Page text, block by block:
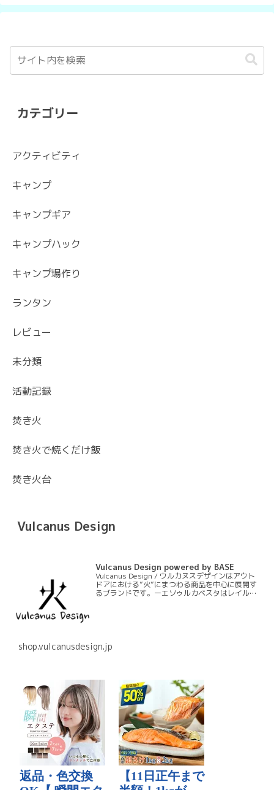
カテゴリー
アクティビティ
キャンプ
キャンプギア
キャンプハック
キャンプ場作り
ランタン
レビュー
未分類
活動記録
焚き火
焚き火で焼くだけ飯
焚き火台
Vulcanus Design
Vulcanus Design powered by BASE
Vulcanus Design / ウルカヌスデザインはアウト
ドアにおける”火”にまつわる商品を中心に展開す
るブランドです。ーエソゥルカベスタはレイルロ
shop.vulcanusdesign.jp